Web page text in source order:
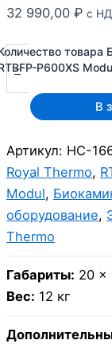
32 990,00 ₽ с
-
товара
P600XS
В
Артикул: НС-
Royal Thermo,
Modul,
оборудование,
Thermo
Габариты: 20 ×
Вес: 12 кг